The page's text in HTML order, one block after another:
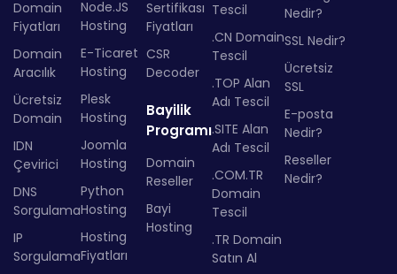
Domain
Fiyatları
Domain
Aracılık
Ücretsiz
Domain
IDN
Çevirici
DNS
Sorgulama
IP
Sorgulama
Node.JS
Hosting
E-Ticaret
Hosting
Plesk
Hosting
Joomla
Hosting
Python
Hosting
Hosting
Fiyatları
Sertifikası
Fiyatları
CSR
Decoder
Bayilik
Programı
Domain
Reseller
Bayi
Hosting
Tescil
.CN Domain
Tescil
.TOP Alan
Adı Tescil
.SITE Alan
Adı Tescil
.COM.TR
Domain
Tescil
.TR Domain
Satın Al
Nedir?
SSL Nedir?
Ücretsiz
SSL
E-posta
Nedir?
Reseller
Nedir?